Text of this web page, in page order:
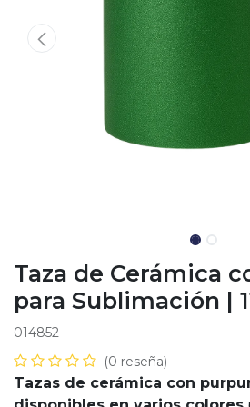
Taza de Cerámica
para Sublimación |
014852
(0 reseña)
Tazas de cerámica con